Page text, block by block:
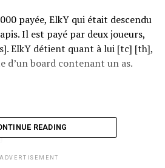
payée, ElkY qui était descendu
Il est payé par deux joueurs,
ElkY détient quant à lui [tc] [th],
d’un board contenant un as.
READING
ADVERTISEMENT